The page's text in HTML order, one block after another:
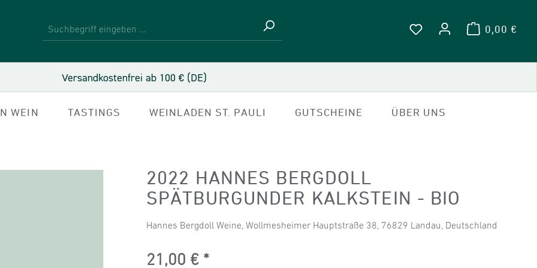
DU HAST 0 PRODUKTE
0,00 €
Versandkostenfrei ab 100 € (DE)
WEIN TASTINGS WEINLADEN ST. PAULI GUTSCHEINE ÜBER UNS
2022 HANNES BERGDOLL
SPÄTBURGUNDER KALKSTEIN - BIO
Hannes Bergdoll Weine, Wollmesheimer Hauptstraße 38, 76829 Landau, Deutschland
Regulärer Preis:
21,00 €